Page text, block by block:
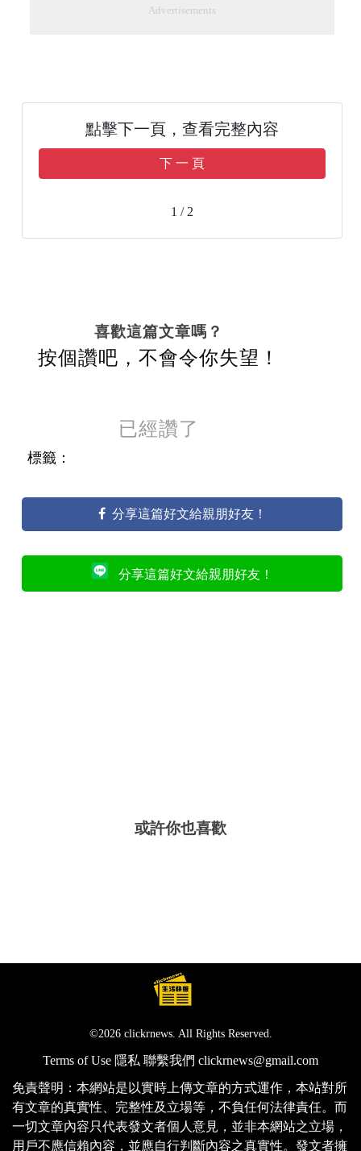
Advertisements
點擊下一頁，查看完整內容
下 一 頁
1 / 2
喜歡這篇文章嗎？
按個讚吧，不會令你失望！
已經讚了
標籤：
分享這篇好文給親朋好友！
分享這篇好文給親朋好友！
或許你也喜歡
©2026 clickrnews. All Rights Reserved.
Terms of Use 隱私 聯繫我們 clickrnews@gmail.com
免責聲明：本網站是以實時上傳文章的方式運作，本站對所
有文章的真實性、完整性及立場等，不負任何法律責任。而
一切文章內容只代表發文者個人意見，並非本網站之立場，
用戶不應信賴內容，並應自行判斷內容之真實性。發文者擁